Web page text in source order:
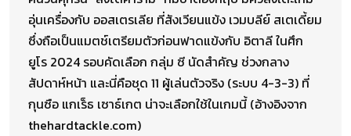
อุ่นเครื่องกับ ออสเตรเลีย ที่สังเวียนแข้ง เวมบลีย์ สเตเดี้ยม
ซึ่งถือเป็นแมตช์เตรียมตัวก่อนฟาดแข้งกับ อิตาลี ในศึก
ยูโร 2024 รอบคัดเลือก กลุ่ม ซี นัดสำคัญ ช่วงกลาง
สัปดาห์หน้า และนี่คือชุด 11 ผู้เล่นตัวจริง (ระบบ 4-3-3) ที่
กุนซือ แกเร็ธ เซาธ์เกต น่าจะเลือกใช้ในเกมนี้ (อ้างอิงจาก
thehardtackle.com)